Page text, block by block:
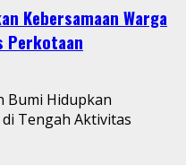
Kebersamaan Warga
Perkotaan
Bumi Hidupkan
Tengah Aktivitas